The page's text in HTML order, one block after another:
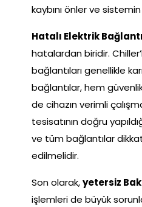
kaybını önler ve
Hatalı Elektrik
hatalardan biridir.
bağlantıları genellikle
bağlantılar, hem
de cihazın verimli
tesisatının doğru
ve tüm bağlantılar
edilmelidir.
Son olarak,yetersiz
işlemleri de büyük